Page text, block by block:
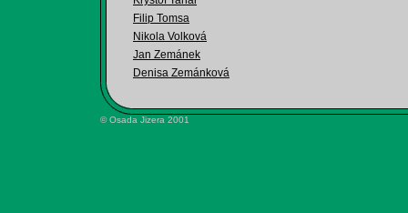
Filip Tomsa
Nikola Volková
Jan Zemánek
Denisa Zemánková
© Osada Jizera 2001